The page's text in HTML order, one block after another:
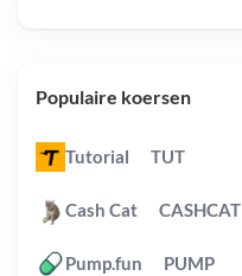
Populaire koersen
Tutorial TUT
Cash Cat CASHCAT
Pump.fun PUMP